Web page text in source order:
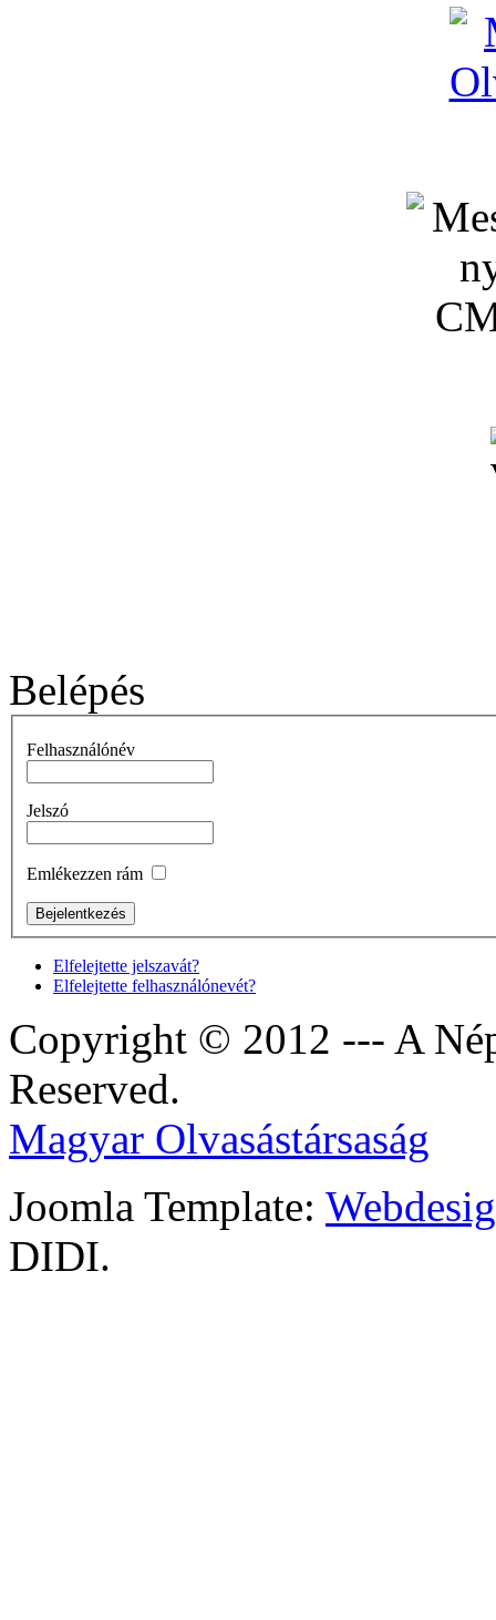
Belépés
Felhasználónév
Jelszó
Emlékezzen rám
Elfelejtette jelszavát?
Elfelejtette felhasználónevét?
Copyright © 2012 --- A
Reserved.
Magyar Olvasástársaság
Joomla Template:
DIDI.